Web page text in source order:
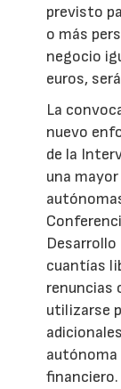
previsto
o más
negocio
euros,
La
nuevo
de la
una
Desarrollo
cuantías
renuncias
utilizarse
autónoma
financiero.